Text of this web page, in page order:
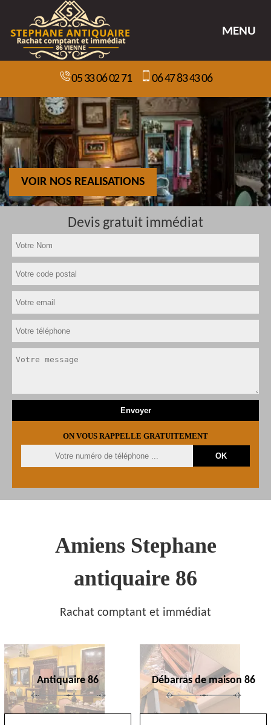
MENU
05 33 06 02 71 06 47 83 43 06
VOIR NOS REALISATIONS
Devis gratuit immédiat
ON VOUS RAPPELLE GRATUITEMENT
Amiens Stephane
antiquaire 86
Rachat comptant et immédiat
Antiquaire 86 Débarras de maison 86